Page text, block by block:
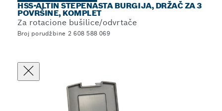
HSS-ALTIN STEPENASTA BURGIJA, DRŽAČ ZA 3
POVRŠINE, KOMPLET
Za rotacione bušilice/odvrtače
Broj porudžbine 2 608 588 069